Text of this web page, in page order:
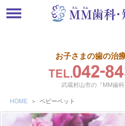
お子さまの歯の治
武蔵村山市の『MM歯科
HOME ＞ ベビーベット